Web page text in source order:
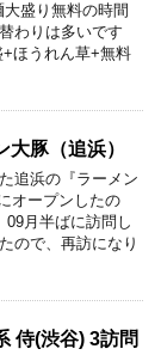
盛り無料の時間
わりは多いです
ほうれん草+無料
豚（追浜）
追浜の『ラーメン
オープンしたの
09月半ばに訪問し
ので、再訪になり
侍(渋谷) 3訪問